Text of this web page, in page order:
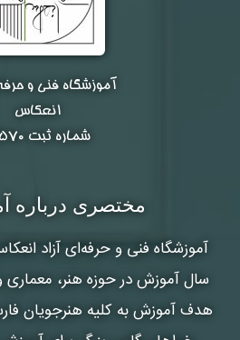
آموزشگاه فنی و
انعکاس
شماره ثبت ۲۹۵۷۰
مختصری درباره
آموزشگاه فنی و حرفه‌ای آزاد
سال آموزش در حوزه هنر، معماری
هدف آموزش به کلیه هنرجویان